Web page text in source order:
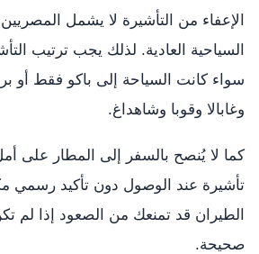
الإعفاء من التأشيرة لا يشمل
السياحية العادية. لذلك يجب ترتيب
سواء كانت السياحة إلى باكو فقط أو
وغابالا وقوبا وشاهداغ.
كما لا يُنصح بالسفر إلى المطار على
تأشيرة عند الوصول دون تأكيد رسمي
الطيران قد تمنعك من الصعود إذا لم
صحيحة.